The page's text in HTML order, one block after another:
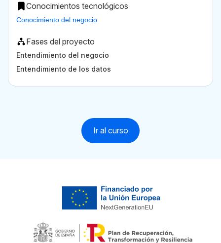
Conocimientos tecnológicos
Conocimiento del negocio
Fases del proyecto
Entendimiento del negocio
Entendimiento de los datos
Ir al curso